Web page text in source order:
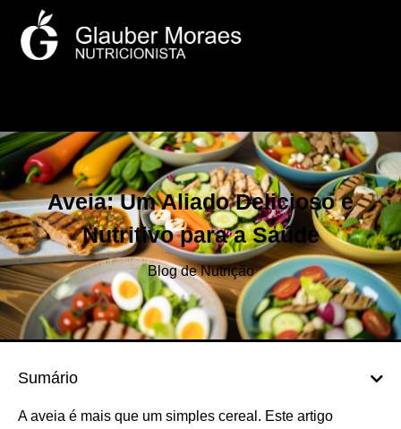
Aveia: Um Aliado Delicioso e
Nutritivo para a Saúde
Blog de Nutrição
Sumário
A aveia é mais que um simples cereal. Este artigo